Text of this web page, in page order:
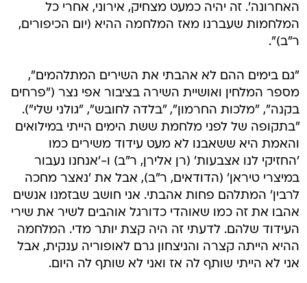
האחרונה'. זה יהיה כמעט מצחיק, אירוני, אחרי כל
המלחמות שעברנו מאז המלחמה ההיא (יום הכיפורים,
ר"ב)".
"גם בימים ההם לא אהבתי את השירים המתלהמים",
מספר המלחין ואושיית השירה בציבור אפי נצר ("פרחים
בקנה", "מלכות החרמון", "בלדה לחובש", "גולני שלי").
"בתקופה של לפני מלחמת ששת הימים הייתי במילואים
והאמת היא ששאבנו לא מעט עידוד משירים כמו
'החזיקי לנו אצבעות' (רן אלירן, ר"ב) ו-'אנחנו נעבור
במיצרי טיראן' (הדודאים, ר"ב), אבל את 'נאצר מחכה
לרבין' המתלהם פחות אהבתי. אני חושב שבזמנו אנשים
אהבו את זה כמו שאוהדי כדורגל אוהבים לשיר את שירי
העידוד שלהם. לדעתי זה היה קצת יותר מדי. המלחמה
ההיא הייתה קצרה והניצחון גרם לאופוריה ענקית, אבל
אני לא הייתי שותף לה אז ואני לא שותף לה היום.